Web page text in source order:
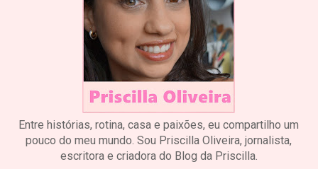
Entre histórias, rotina, casa e paixões, eu compartilho um
pouco do meu mundo. Sou Priscilla Oliveira, jornalista,
escritora e criadora do Blog da Priscilla.